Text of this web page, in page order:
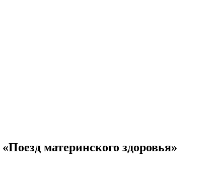
материнского здоровья»